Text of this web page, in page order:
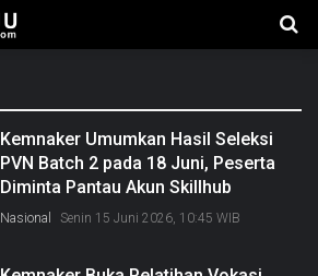
Kemnaker Umumkan Hasil Seleksi
PVN Batch 2 pada 18 Juni, Peserta
Diminta Pantau Akun Skillhub
Nasional Senin 15 Juni 2026, 10:45 WIB